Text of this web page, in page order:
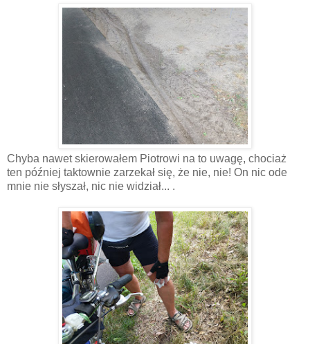
Chyba nawet skierowałem Piotrowi na to uwagę, chociaż
ten później taktownie zarzekał się, że nie, nie! On nic ode
mnie nie słyszał, nic nie widział... .